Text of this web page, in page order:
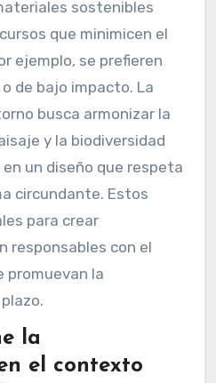
sostenibles
que minimicen el
ejemplo, se prefieren
de bajo impacto. La
busca armonizar la
y la biodiversidad
un diseño que respeta
circundante. Estos
para crear
responsables con el
promuevan la
la
el contexto